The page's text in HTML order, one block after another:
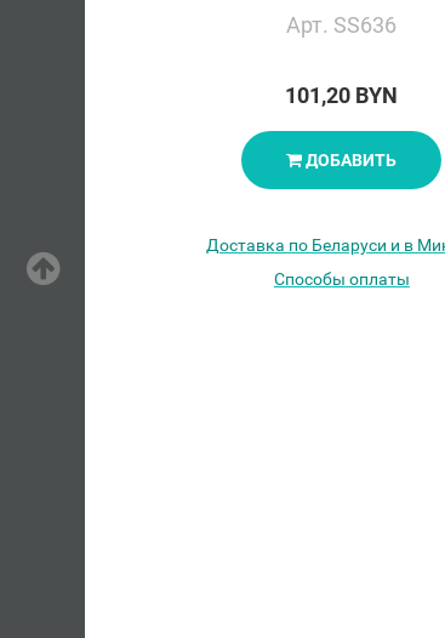
Арт. SS636
101,20 BYN
ДОБАВИТЬ
Доставка по Беларуси и в
Способы оплаты